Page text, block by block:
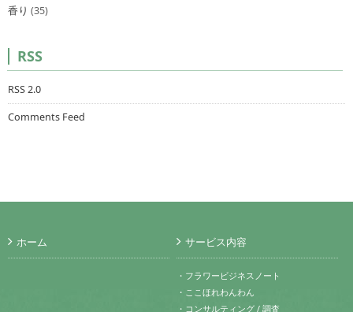
香り (35)
RSS
RSS 2.0
Comments Feed
ホーム サービス内容
・フラワービジネスノート
・ここほれわんわん
・コンサルティング / 調査